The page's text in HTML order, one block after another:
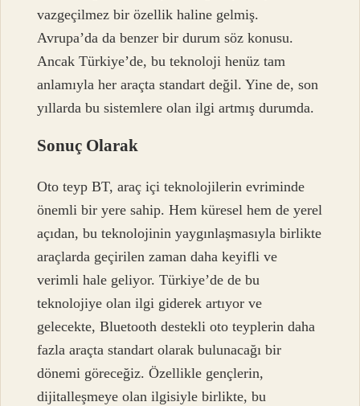
vazgeçilmez bir özellik haline gelmiş.
Avrupa’da da benzer bir durum söz konusu.
Ancak Türkiye’de, bu teknoloji henüz tam
anlamıyla her araçta standart değil. Yine de, son
yıllarda bu sistemlere olan ilgi artmış durumda.
Sonuç Olarak
Oto teyp BT, araç içi teknolojilerin evriminde
önemli bir yere sahip. Hem küresel hem de yerel
açıdan, bu teknolojinin yaygınlaşmasıyla birlikte
araçlarda geçirilen zaman daha keyifli ve
verimli hale geliyor. Türkiye’de de bu
teknolojiye olan ilgi giderek artıyor ve
gelecekte, Bluetooth destekli oto teyplerin daha
fazla araçta standart olarak bulunacağı bir
dönemi göreceğiz. Özellikle gençlerin,
dijitalleşmeye olan ilgisiyle birlikte, bu